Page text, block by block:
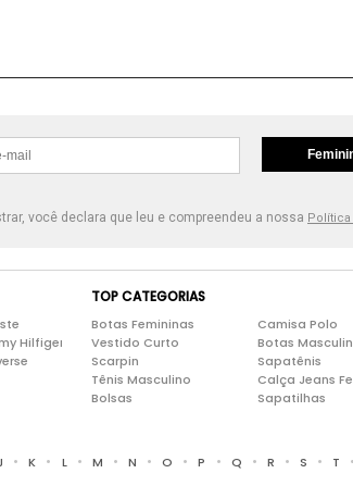
você declara que leu e compreendeu a nossa
Hilfiger
TOP CATEGORIAS
Botas Femininas
Vestido Curto
Scarpin
Tênis Masculino
Bolsas
Camisa Polo
Botas
Sapatênis
Calça Jeans
Sapatilhas
• K • L • M • N • O • P • Q • R • S • T •